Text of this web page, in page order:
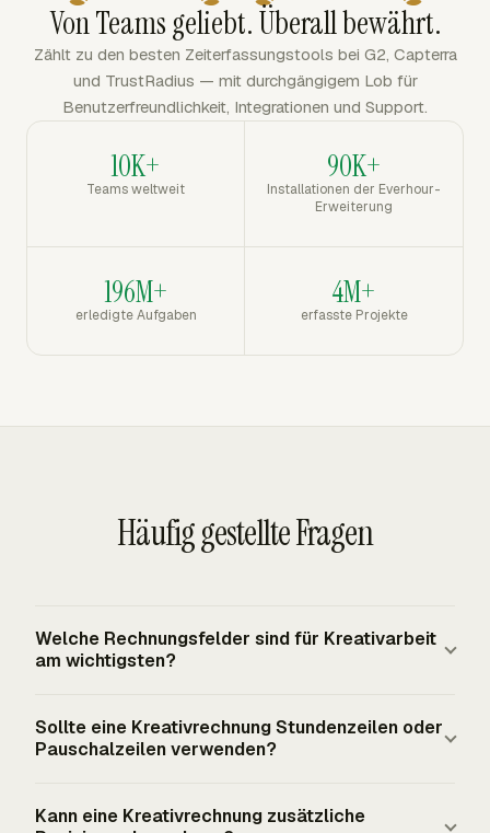
Von Teams geliebt. Überall bewährt.
Zählt zu den besten Zeiterfassungstools bei G2, Capterra
und TrustRadius — mit durchgängigem Lob für
Benutzerfreundlichkeit, Integrationen und Support.
10K+
Teams weltweit
90K+
Installationen der Everhour-
Erweiterung
196M+
erledigte Aufgaben
4M+
erfasste Projekte
Häufig gestellte Fragen
Welche Rechnungsfelder sind für Kreativarbeit
am wichtigsten?
und einen Preis. Nehmen Sie Leistungsumfang,
Meilenstein auf, der mit dem fälligen Betrag verbunden
Sollte eine Kreativrechnung Stundenzeilen oder
Pauschalzeilen verwenden?
Vereinbarung. Pauschalzeilen eignen sich gut für
Kann eine Kreativrechnung zusätzliche